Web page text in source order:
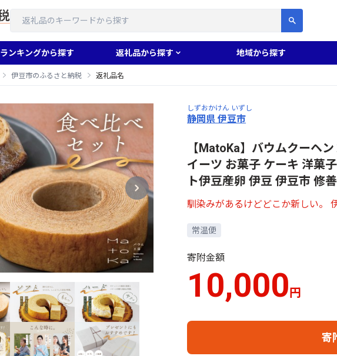
ランキングから探す 返礼品から探す 地域から探す
伊豆市のふるさと納税 返礼品名
しずおかけん いずし
静岡県 伊豆市
【MatoKa】バウムクーヘ
イーツ お菓子 ケーキ 洋菓
ト伊豆産卵 伊豆 伊豆市 修
馴染みがあるけどどこか新しい。
常温便
寄附金額
10,000円
寄